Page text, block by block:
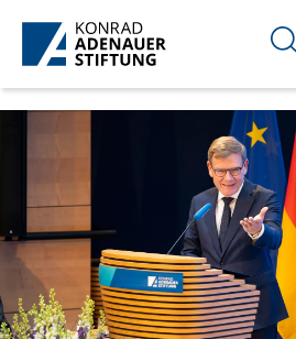
Skip to Main Content